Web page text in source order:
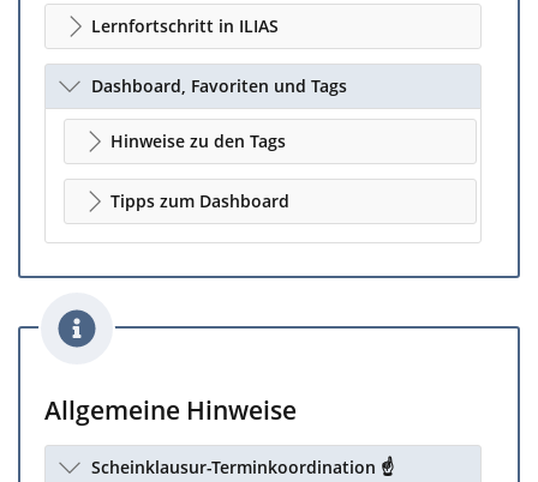
Lernfortschritt in ILIAS
Dashboard, Favoriten und Tags
Hinweise zu den Tags
Tipps zum Dashboard
Allgemeine Hinweise
Scheinklausur-Terminkoordination ☝️